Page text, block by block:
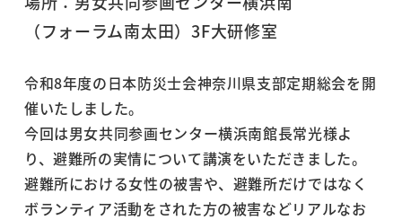
（フォーラム南太田）3F大研修室
令和8年度の日本防災士会神奈川県支部定期総会を開
催いたしました。
今回は男女共同参画センター横浜南館長常光様よ
り、避難所の実情について講演をいただきました。
避難所における女性の被害や、避難所だけではなく
ボランティア活動をされた方の被害などリアルなお